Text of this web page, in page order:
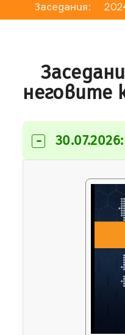
Заседания:
неговите
- 30.07.2026: